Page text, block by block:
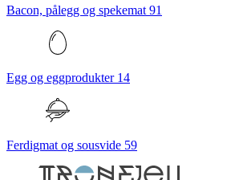
Bacon, pålegg og spekemat 91
Egg og eggprodukter 14
Ferdigmat og sousvide 59